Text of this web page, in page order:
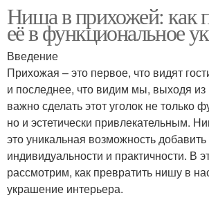
Ниша в прихожей: как
её в функциональное
Введение
Прихожая – это первое, что видят
и последнее, что видим мы, выходя из
важно сделать этот уголок не только
но и эстетически привлекательным.
это уникальная возможность
индивидуальности и практичности. В
рассмотрим, как превратить нишу в
украшение интерьера.